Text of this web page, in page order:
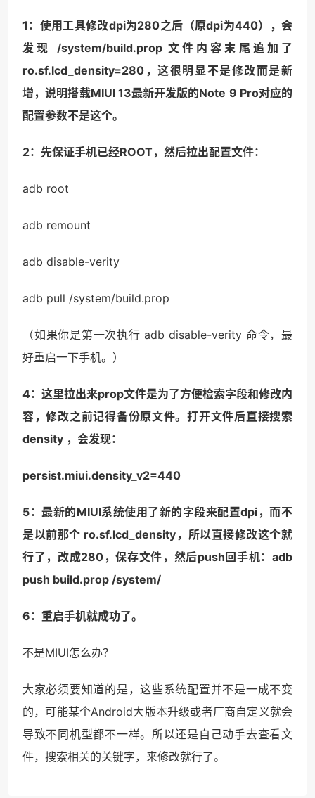
1：使用工具修改dpi为280之后（原dpi为440），会
发现 /system/build.prop 文件内容末尾追加了
ro.sf.lcd_density=280，这很明显不是修改而是新
增，说明搭载MIUI 13最新开发版的Note 9 Pro对应的
配置参数不是这个。
2：先保证手机已经ROOT，然后拉出配置文件：
adb root
adb remount
adb disable-verity
adb pull /system/build.prop
（如果你是第一次执行 adb disable-verity 命令，最
好重启一下手机。）
4：这里拉出来prop文件是为了方便检索字段和修改内
容，修改之前记得备份原文件。打开文件后直接搜索
density ，会发现：
persist.miui.density_v2=440
5：最新的MIUI系统使用了新的字段来配置dpi，而不
是以前那个 ro.sf.lcd_density，所以直接修改这个就
行了，改成280，保存文件，然后push回手机：adb
push build.prop /system/
6：重启手机就成功了。
不是MIUI怎么办？
大家必须要知道的是，这些系统配置并不是一成不变
的，可能某个Android大版本升级或者厂商自定义就会
导致不同机型都不一样。所以还是自己动手去查看文
件，搜索相关的关键字，来修改就行了。